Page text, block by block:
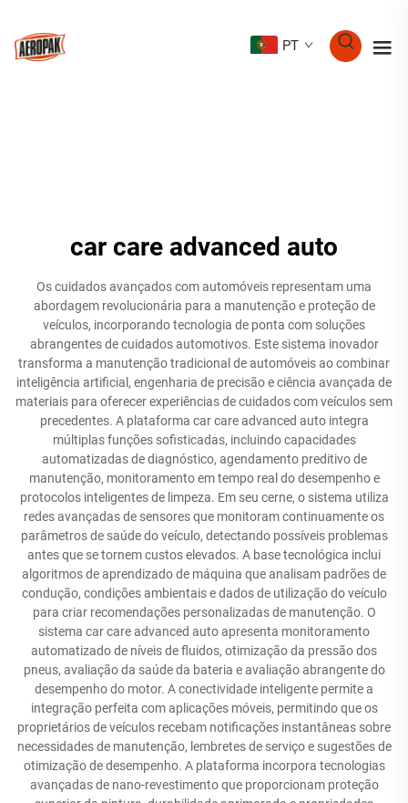
PT
car care advanced auto
Os cuidados avançados com automóveis representam uma
abordagem revolucionária para a manutenção e proteção de
veículos, incorporando tecnologia de ponta com soluções
abrangentes de cuidados automotivos. Este sistema inovador
transforma a manutenção tradicional de automóveis ao combinar
inteligência artificial, engenharia de precisão e ciência avançada de
materiais para oferecer experiências de cuidados com veículos sem
precedentes. A plataforma car care advanced auto integra
múltiplas funções sofisticadas, incluindo capacidades
automatizadas de diagnóstico, agendamento preditivo de
manutenção, monitoramento em tempo real do desempenho e
protocolos inteligentes de limpeza. Em seu cerne, o sistema utiliza
redes avançadas de sensores que monitoram continuamente os
parâmetros de saúde do veículo, detectando possíveis problemas
antes que se tornem custos elevados. A base tecnológica inclui
algoritmos de aprendizado de máquina que analisam padrões de
condução, condições ambientais e dados de utilização do veículo
para criar recomendações personalizadas de manutenção. O
sistema car care advanced auto apresenta monitoramento
automatizado de níveis de fluidos, otimização da pressão dos
pneus, avaliação da saúde da bateria e avaliação abrangente do
desempenho do motor. A conectividade inteligente permite a
integração perfeita com aplicações móveis, permitindo que os
proprietários de veículos recebam notificações instantâneas sobre
necessidades de manutenção, lembretes de serviço e sugestões de
otimização de desempenho. A plataforma incorpora tecnologias
avançadas de nano-revestimento que proporcionam proteção